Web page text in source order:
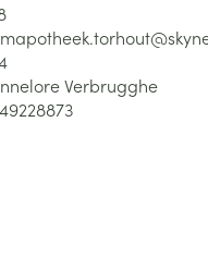
Verbrugghe